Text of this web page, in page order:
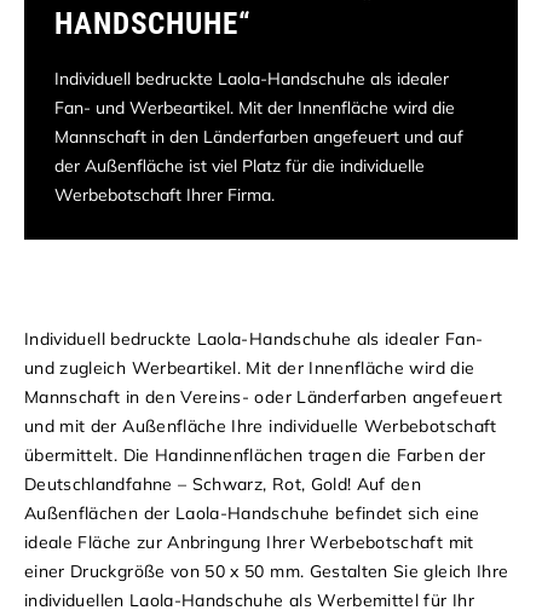
HANDSCHUHE“
Individuell bedruckte Laola-Handschuhe als idealer
Fan- und Werbeartikel. Mit der Innenfläche wird die
Mannschaft in den Länderfarben angefeuert und auf
der Außenfläche ist viel Platz für die individuelle
Werbebotschaft Ihrer Firma.
Individuell bedruckte Laola-Handschuhe als idealer Fan-
und zugleich Werbeartikel. Mit der Innenfläche wird die
Mannschaft in den Vereins- oder Länderfarben angefeuert
und mit der Außenfläche Ihre individuelle Werbebotschaft
übermittelt. Die Handinnenflächen tragen die Farben der
Deutschlandfahne – Schwarz, Rot, Gold! Auf den
Außenflächen der Laola-Handschuhe befindet sich eine
ideale Fläche zur Anbringung Ihrer Werbebotschaft mit
einer Druckgröße von 50 x 50 mm. Gestalten Sie gleich Ihre
individuellen Laola-Handschuhe als Werbemittel für Ihr